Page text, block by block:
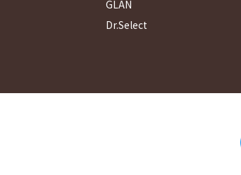
GLAN
Dr.Select